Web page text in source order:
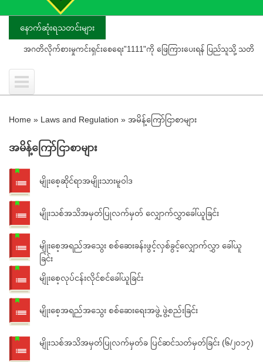
နောက်ဆုံးရသတင်းများ
အဂတိလိုက်စားမှုကင်းရှင်းစေရေး"1111"ကို ဖြေကြားပေးရန် ပြည်သူသို့ သတိပေးနှိုးဆ
Home » Laws and Regulation » အမိန့်ကြော်ငြာစာများ
အမိန့်ကြော်ငြာစာများ
မျိုးစေ့ဆိုင်ရာအမျိုးသားမူဝါဒ
မျိုးသစ်အသိအမှတ်ပြုလက်မှတ် လျှောက်လွှာခေါ်ယူခြင်း
မျိုးစေ့အရည်အသွေး စစ်ဆေးခန်းဖွင့်လှစ်ခွင့်လျှောက်လွှာ ခေါ်ယူ
ခြင်း
မျိုးစေ့လုပ်ငန်းလိုင်စင်ခေါ်ယူခြင်း
မျိုးစေ့အရည်အသွေး စစ်ဆေးရေးအဖွဲ့ ဖွဲ့စည်းခြင်း
မျိုးသစ်အသိအမှတ်ပြုလက်မှတ်ခ ပြင်ဆင်သတ်မှတ်ခြင်း (၆/၂၀၁၇)